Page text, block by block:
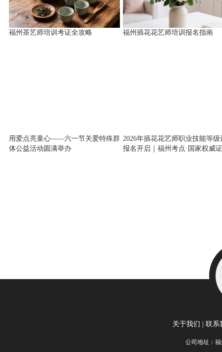
福州茶艺师培训考证全攻略 福州插花花艺师培训报名指南
用爱点亮童心——六一节关爱特殊群
体公益活动圆满举办
2026年插花花艺师职业技能等级
报名开启｜福州考点·国家权威
关于我们 联系
公司地址：